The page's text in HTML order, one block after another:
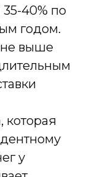
40% по
годом.
выше
которая
у